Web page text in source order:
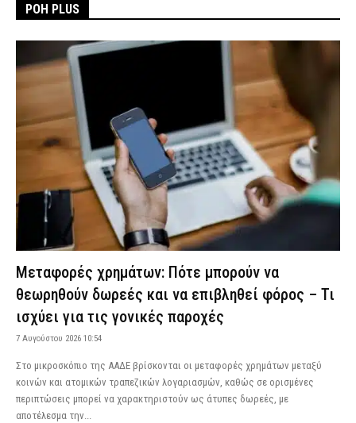
ΡΟΗ PLUS
Μεταφορές χρημάτων: Πότε μπορούν να
θεωρηθούν δωρεές και να επιβληθεί φόρος – Τι
ισχύει για τις γονικές παροχές
7 Αυγούστου 2026 10:54
Στο μικροσκόπιο της ΑΑΔΕ βρίσκονται οι μεταφορές χρημάτων μεταξύ
κοινών και ατομικών τραπεζικών λογαριασμών, καθώς σε ορισμένες
περιπτώσεις μπορεί να χαρακτηριστούν ως άτυπες δωρεές, με
αποτέλεσμα την...